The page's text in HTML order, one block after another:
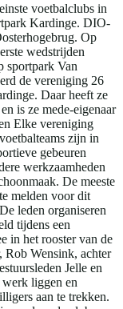
voetbalclubs in
Kardinge. DIO-
Op
wedstrijden
sportpark Van
de vereniging 26
Daar heeft ze
is ze mede-eigenaar
Elke vereniging
zijn in
gebeuren
werkzaamheden
De meeste
melden voor dit
leden organiseren
tijdens een
in het rooster van de
Rob Wensink, achter
Jelle en
liggen en
aan te trekken.